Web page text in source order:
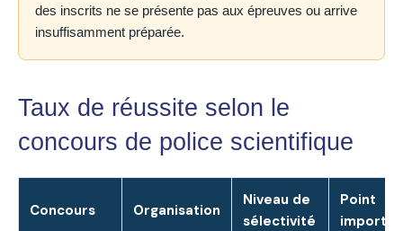
des inscrits ne se présente pas aux épreuves ou arrive
insuffisamment préparée.
Taux de réussite selon le
concours de police scientifique
Concours Organisation
Niveau de
sélectivité
Point